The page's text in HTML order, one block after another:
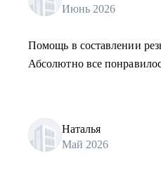
Июнь 2026
Помощь в составлении
Абсолютно все
Наталья
Май 2026